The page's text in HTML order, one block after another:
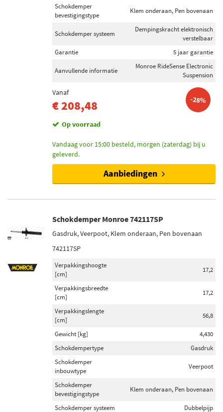
Schokdemper
bevestigingstype
Klem onderaan, Pen bovenaan
Schokdemper systeem
Dempingskracht elektronisch
verstelbaar
Garantie
5 jaar garantie
Aanvullende informatie
Monroe RideSense Electronic
Suspension
Vanaf
€ 208,48 -28%
Op voorraad
Vandaag voor 15:00 besteld, morgen (zaterdag) bij u
geleverd.
Aanbiedingen
Schokdemper Monroe 742117SP
Gasdruk, Veerpoot, Klem onderaan, Pen bovenaan
742117SP
Verpakkingshoogte
[cm]
17,2
Verpakkingsbreedte
[cm]
17,2
Verpakkingslengte
[cm]
56,8
Gewicht [kg]
4,430
Schokdempertype
Gasdruk
Schokdemper
inbouwtype
Veerpoot
Schokdemper
bevestigingstype
Klem onderaan, Pen bovenaan
Schokdemper systeem Dubbelpijp